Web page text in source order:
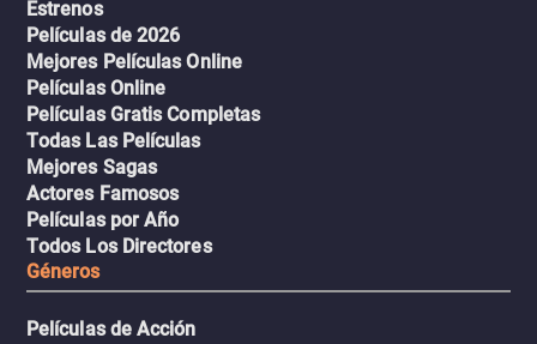
Estrenos
Películas de 2026
Mejores Películas Online
Películas Online
Películas Gratis Completas
Todas Las Películas
Mejores Sagas
Actores Famosos
Películas por Año
Todos Los Directores
Géneros
Películas de Acción